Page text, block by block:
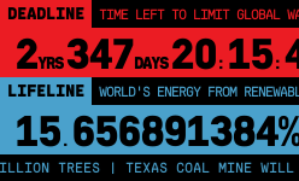
DEADLINE TIME LEFT TO LIMIT GLOBAL
2YRS347DAYS 20: 15:
LIFELINE LAND PROTECTED BY INDIGENOUS
43,500,000
TREES | TEXAS COAL MINE WILL